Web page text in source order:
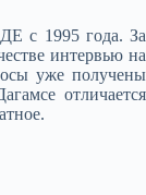
с 1995 года. За
интервью на
уже получены
отличается